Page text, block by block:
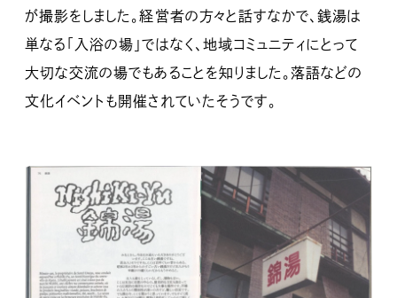
が撮影をしました。経営者の方々と話すなかで、銭湯は
単なる「入浴の場」ではなく、地域コミュニティにとって
大切な交流の場でもあることを知りました。落語などの
文化イベントも開催されていたそうです。